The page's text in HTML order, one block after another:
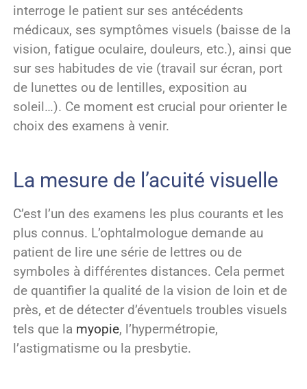
interroge le patient sur ses antécédents
médicaux, ses symptômes visuels (baisse de la
vision, fatigue oculaire, douleurs, etc.), ainsi que
sur ses habitudes de vie (travail sur écran, port
de lunettes ou de lentilles, exposition au
soleil…). Ce moment est crucial pour orienter le
choix des examens à venir.
La mesure de l’acuité visuelle
C’est l’un des examens les plus courants et les
plus connus. L’ophtalmologue demande au
patient de lire une série de lettres ou de
symboles à différentes distances. Cela permet
de quantifier la qualité de la vision de loin et de
près, et de détecter d’éventuels troubles visuels
tels que la myopie, l’hypermétropie,
l’astigmatisme ou la presbytie.